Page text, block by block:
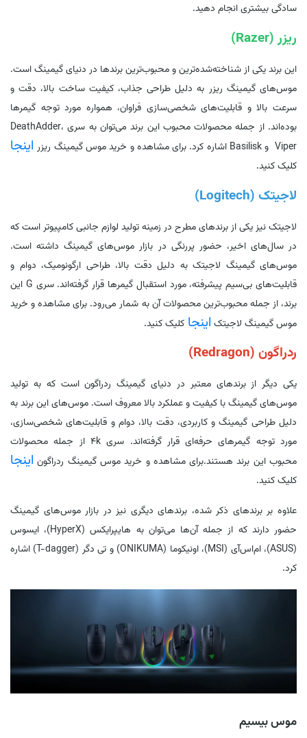
سادگی بیشتری انجام دهید.
ریزر (Razer)
این برند یکی از شناخته‌شده‌ترین و محبوب‌ترین برندها در دنیای گیمینگ است.
موس‌های گیمینگ ریزر به دلیل طراحی جذاب، کیفیت ساخت بالا، دقت و
سرعت بالا و قابلیت‌های شخصی‌سازی فراوان، همواره مورد توجه گیمرها
بوده‌اند. از جمله محصولات محبوب این برند می‌توان به سری DeathAdder،
Viper و Basilisk اشاره کرد. برای مشاهده و خرید موس گیمینگ ریزر
اینجا
کلیک کنید.
لاجیتک (Logitech)
لاجیتک نیز یکی از برندهای مطرح در زمینه تولید لوازم جانبی کامپیوتر است که
در سال‌های اخیر، حضور پررنگی در بازار موس‌های گیمینگ داشته است.
موس‌های گیمینگ لاجیتک به دلیل دقت بالا، طراحی ارگونومیک، دوام و
قابلیت‌های بی‌سیم پیشرفته، مورد استقبال گیمرها قرار گرفته‌اند. سری G این
برند، از جمله محبوب‌ترین محصولات آن به شمار می‌رود. برای مشاهده و خرید
موس گیمینگ لاجیتک اینجا کلیک کنید.
ردراگون (Redragon)
یکی دیگر از برندهای معتبر در دنیای گیمینگ ردراگون است که به تولید
موس‌های گیمینگ با کیفیت و عملکرد بالا معروف است. موس‌های این برند به
دلیل طراحی گیمینگ و کاربردی، دقت بالا، دوام و قابلیت‌های شخصی‌سازی،
مورد توجه گیمرهای حرفه‌ای قرار گرفته‌اند. سری 4k از جمله محصولات
محبوب این برند هستند.برای مشاهده و خرید موس گیمینگ ردراگون اینجا
کلیک کنید.
علاوه بر برندهای ذکر شده، برندهای دیگری نیز در بازار موس‌های گیمینگ
حضور دارند که از جمله آن‌ها می‌توان به هایپرایکس (HyperX)، ایسوس
(ASUS)، ام‌اس‌آی (MSI)، اونیکوما (ONIKUMA) و تی دگر (T-dagger) اشاره
کرد.
موس بیسیم